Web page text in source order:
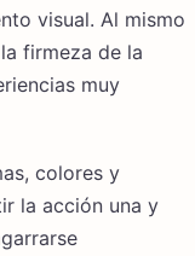
visual. Al mismo
firmeza de la
muy
colores y
la acción una y